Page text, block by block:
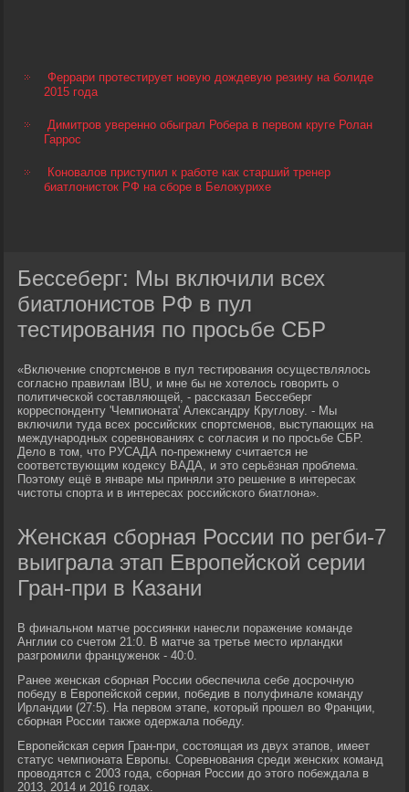
Феррари протестирует новую дождевую резину на болиде
2015 года
Димитров уверенно обыграл Робера в первом круге Ролан
Гаррос
Коновалов приступил к работе как старший тренер
биатлонисток РФ на сборе в Белокурихе
Бессеберг: Мы включили всех
биатлонистов РФ в пул
тестирования по просьбе СБР
«Включение спортсменов в пул тестирования осуществлялось
согласно правилам IBU, и мне бы не хотелось говорить о
политической составляющей, - рассказал Бессеберг
корреспонденту 'Чемпионата' Александру Круглову. - Мы
включили туда всех российских спортсменов, выступающих на
международных соревнованиях с согласия и по просьбе СБР.
Дело в том, что РУСАДА по-прежнему считается не
соответствующим кодексу ВАДА, и это серьёзная проблема.
Поэтому ещё в январе мы приняли это решение в интересах
чистоты спорта и в интересах российского биатлона».
Женская сборная России по регби-7
выиграла этап Европейской серии
Гран-при в Казани
В финальном матче россиянки нанесли поражение команде
Англии со счетом 21:0. В матче за третье место ирландки
разгромили француженок - 40:0.
Ранее женская сборная России обеспечила себе досрочную
победу в Европейской серии, победив в полуфинале команду
Ирландии (27:5). На первом этапе, который прошел во Франции,
сборная России также одержала победу.
Европейская серия Гран-при, состоящая из двух этапов, имеет
статус чемпионата Европы. Соревнования среди женских команд
проводятся с 2003 года, сборная России до этого побеждала в
2013, 2014 и 2016 годах.